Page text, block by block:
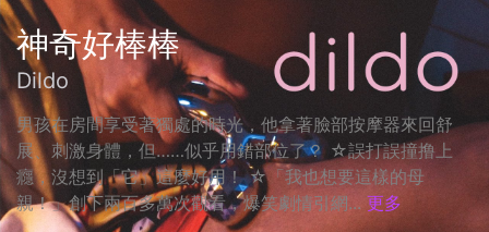
神奇好棒棒
Dildo
男孩在房間享受著獨處的時光，他拿著臉部按摩器來回舒
展、刺激身體，但……似乎用錯部位了？ ☆誤打誤撞撸上
癮，沒想到「它」這麼好用！ ☆「我也想要這樣的母
親！」創下兩百多萬次觀看，爆笑劇情引網... 更多